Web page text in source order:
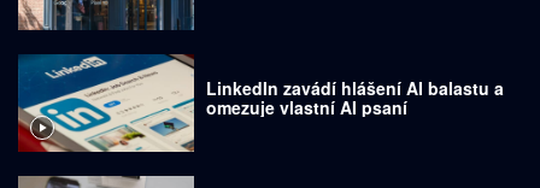
LinkedIn zavádí hlášení AI balastu a
omezuje vlastní AI psaní